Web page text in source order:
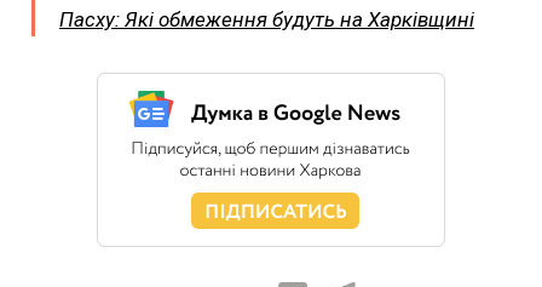
Пасху: Які обмеження будуть на Харківщині